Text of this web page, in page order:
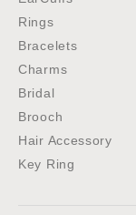
Rings
Bracelets
Charms
Bridal
Brooch
Hair Accessory
Key Ring